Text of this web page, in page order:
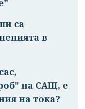
са
в
на САЩ, е
на тока?